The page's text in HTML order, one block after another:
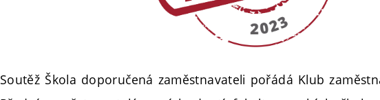
Soutěž Škola doporučená zaměstnavateli pořádá Klub